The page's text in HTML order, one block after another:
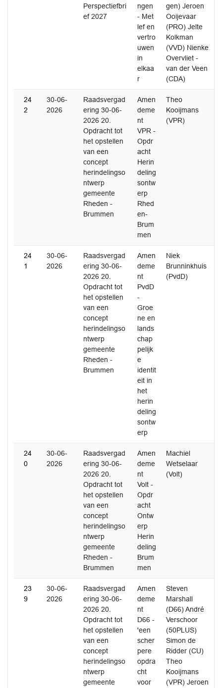
Perspectiefbri
ef 2027
ngen
- Met
lef en
vertro
uwen
in
elkaa
r
gen) Jeroen
Ooijevaar
(PRO) Jelte
Kolkman
(VVD) Nienke
Overvliet -
van der Veen
(CDA)
24
2
30-06-
2026
Raadsvergad
ering 30-06-
2026 20.
Opdracht tot
het opstellen
van een
concept
herindelingso
ntwerp
gemeente
Rheden -
Brummen
Amen
deme
nt
VPR -
Opdr
acht
Herin
deling
sontw
erp
Rhed
en-
Brum
men
Theo
Kooijmans
(VPR)
24
1
30-06-
2026
Raadsvergad
ering 30-06-
2026 20.
Opdracht tot
het opstellen
van een
concept
herindelingso
ntwerp
gemeente
Rheden -
Brummen
Amen
deme
nt
PvdD
-
Groe
ne en
lands
chap
pelijk
e
identit
eit in
het
herin
deling
sontw
erp
Niek
Brunninkhuis
(PvdD)
24
0
30-06-
2026
Raadsvergad
ering 30-06-
2026 20.
Opdracht tot
het opstellen
van een
concept
herindelingso
ntwerp
gemeente
Rheden -
Brummen
Amen
deme
nt
Volt -
Opdr
acht
Ontw
erp
Herin
deling
Brum
men
Machiel
Wetselaar
(Volt)
23
9
30-06-
2026
Raadsvergad
ering 30-06-
2026 20.
Opdracht tot
het opstellen
van een
concept
herindelingso
ntwerp
gemeente
Amen
deme
nt
D66 -
'een
scher
pere
opdra
cht
voor
Steven
Marshall
(D66) André
Verschoor
(50PLUS)
Simon de
Ridder (CU)
Theo
Kooijmans
(VPR) Jeroen